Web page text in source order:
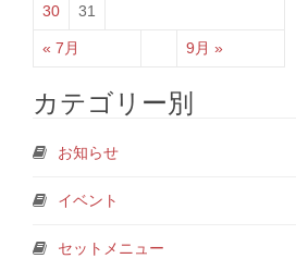
« 7月 9月 »
30 31
カテゴリー別
お知らせ
イベント
セットメニュー